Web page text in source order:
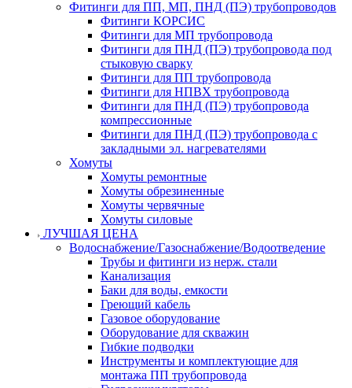
Фитинги для ПП, МП, ПНД (ПЭ) трубопроводов
Фитинги КОРСИС
Фитинги для МП трубопровода
Фитинги для ПНД (ПЭ) трубопровода под
стыковую сварку
Фитинги для ПП трубопровода
Фитинги для НПВХ трубопровода
Фитинги для ПНД (ПЭ) трубопровода
компрессионные
Фитинги для ПНД (ПЭ) трубопровода с
закладными эл. нагревателями
Хомуты
Хомуты ремонтные
Хомуты обрезиненные
Хомуты червячные
Хомуты силовые
ЛУЧШАЯ ЦЕНА
Водоснабжение/Газоснабжение/Водоотведение
Трубы и фитинги из нерж. стали
Канализация
Баки для воды, емкости
Греющий кабель
Газовое оборудование
Оборудование для скважин
Гибкие подводки
Инструменты и комплектующие для
монтажа ПП трубопровода